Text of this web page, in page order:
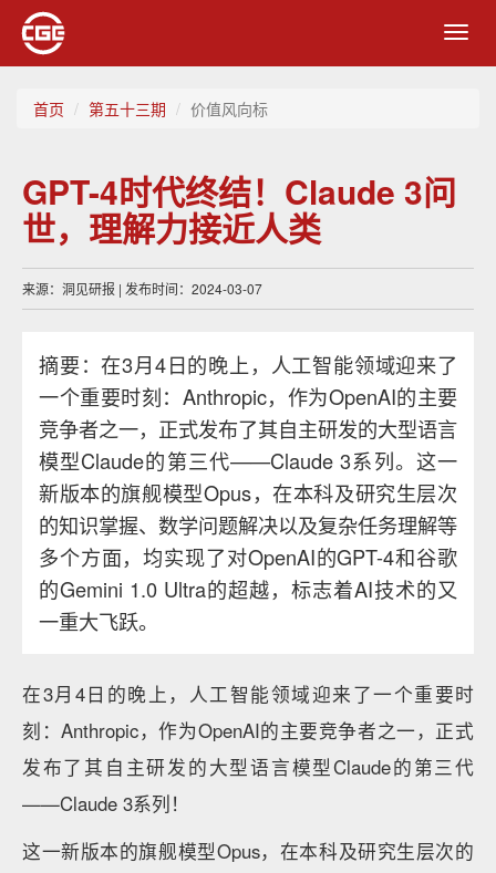
首页 第五十三期 价值风向标
GPT-4时代终结！Claude 3问
世，理解力接近人类
来源：洞见研报 | 发布时间：2024-03-07
摘要：在3月4日的晚上，人工智能领域迎来了
一个重要时刻：Anthropic，作为OpenAI的主要
竞争者之一，正式发布了其自主研发的大型语言
模型Claude的第三代——Claude 3系列。这一
新版本的旗舰模型Opus，在本科及研究生层次
的知识掌握、数学问题解决以及复杂任务理解等
多个方面，均实现了对OpenAI的GPT-4和谷歌
的Gemini 1.0 Ultra的超越，标志着AI技术的又
一重大飞跃。
在3月4日的晚上，人工智能领域迎来了一个重要时
刻：Anthropic，作为OpenAI的主要竞争者之一，正式
发布了其自主研发的大型语言模型Claude的第三代
——Claude 3系列！
这一新版本的旗舰模型Opus，在本科及研究生层次的